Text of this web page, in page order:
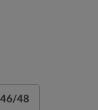
46/48